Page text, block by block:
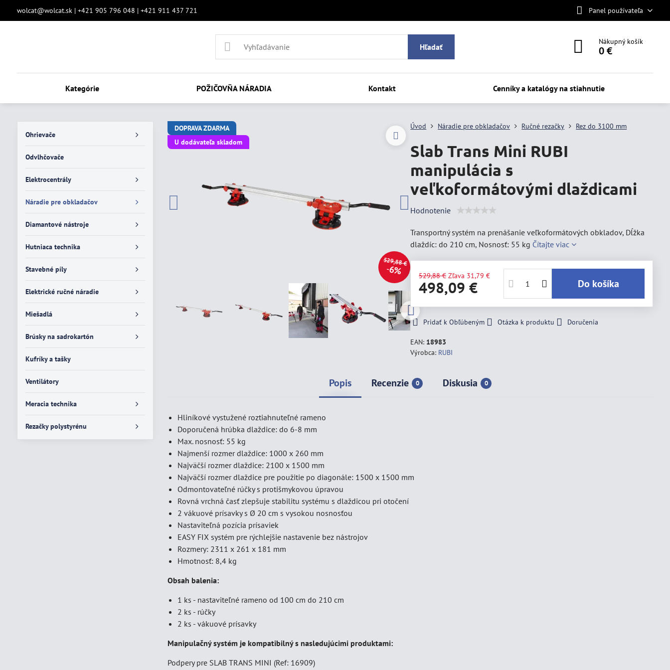
wolcat@wolcat.sk | +421 905 796 048 | +421 911 437 721 Panel používateľa
Hľadať
Nákupný košík
0 €
Kategórie POŽIČOVŇA NÁRADIA Kontakt Cenníky a katalógy na stiahnutie
DOPRAVA ZDARMA
U dodávateľa skladom
529,88 €
6%
Úvod Náradie pre obkladačov Ručné rezačky Rez do 3100 mm
Slab Trans Mini RUBI
manipulácia s
veľkoformátovými dlaždicami
Hodnotenie
Transportný systém na prenášanie veľkoformátových obkladov, Dĺžka
dlaždíc: do 210 cm, Nosnosť: 55 kg Čítajte viac
529,88 € Zľava 31,79 €
498,09 € Do košíka
Pridať k Obľúbeným Otázka k produktu Doručenia
EAN: 18983
Výrobca: RUBI
Popis Recenzie 0 Diskusia 0
Hliníkové vystužené roztiahnuteľné rameno
Doporučená hrúbka dlaždice: do 6-8 mm
Max. nosnosť: 55 kg
Najmenší rozmer dlaždice: 1000 x 260 mm
Najväčší rozmer dlaždice: 2100 x 1500 mm
Najväčší rozmer dlaždice pre použitie po diagonále: 1500 x 1500 mm
Odmontovateľné rúčky s protišmykovou úpravou
Rovná vrchná časť zlepšuje stabilitu systému s dlaždicou pri otočení
2 vákuové prísavky s Ø 20 cm s vysokou nosnosťou
Nastaviteľná pozícia prísaviek
EASY FIX systém pre rýchlejšie nastavenie bez nástrojov
Rozmery: 2311 x 261 x 181 mm
Hmotnosť: 8,4 kg
Obsah balenia:
1 ks - nastaviteľné rameno od 100 cm do 210 cm
2 ks - rúčky
2 ks - vákuové prísavky
Manipulačný systém je kompatibilný s nasledujúcimi produktami:
Podpery pre SLAB TRANS MINI (Ref: 16909)
Ohrievače
Odvlhčovače
Elektrocentrály
Náradie pre obkladačov
Diamantové nástroje
Hutniaca technika
Stavebné píly
Elektrické ručné náradie
Miešadlá
Brúsky na sadrokartón
Kufríky a tašky
Ventilátory
Meracia technika
Rezačky polystyrénu